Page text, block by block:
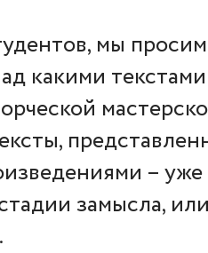
мы
какими
–
замысла,